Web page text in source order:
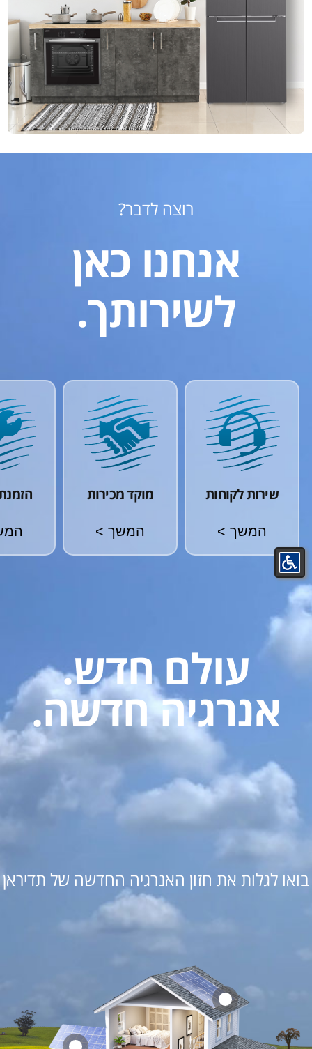
רוצה לדבר?
אנחנו כאן
לשירותך.
שירות לקוחות
המשך >
מוקד מכירות
המשך >
עולם חדש.
אנרגיה חדשה.
בואו לגלות את חזון האנרגיה החדשה של תדיראן